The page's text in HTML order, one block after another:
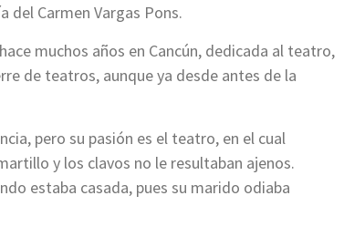
del Carmen Vargas Pons.
muchos años en Cancún, dedicada al teatro,
de teatros, aunque ya desde antes de la
pero su pasión es el teatro, en el cual
y los clavos no le resultaban ajenos.
estaba casada, pues su marido odiaba